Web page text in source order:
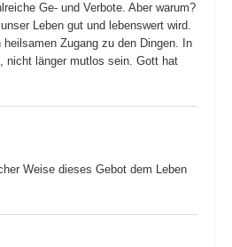
Ge- und Verbote. Aber warum?
Leben gut und lebenswert wird.
Zugang zu den Dingen. In
nicht länger mutlos sein. Gott hat
Weise dieses Gebot dem Leben